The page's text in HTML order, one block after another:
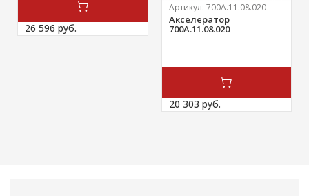
26 596 руб.
Артикул: 700А.11.08.020
Акселератор
700А.11.08.020
20 303 руб.